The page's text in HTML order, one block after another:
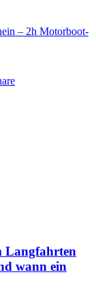
– 2h Motorboot-
Langfahrten
wann ein